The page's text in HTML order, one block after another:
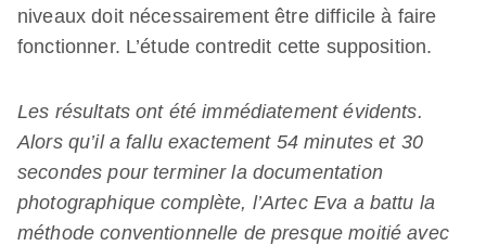
niveaux doit nécessairement être difficile à faire
fonctionner. L’étude contredit cette supposition.
Les résultats ont été immédiatement évidents.
Alors qu’il a fallu exactement 54 minutes et 30
secondes pour terminer la documentation
photographique complète, l’Artec Eva a battu la
méthode conventionnelle de presque moitié avec